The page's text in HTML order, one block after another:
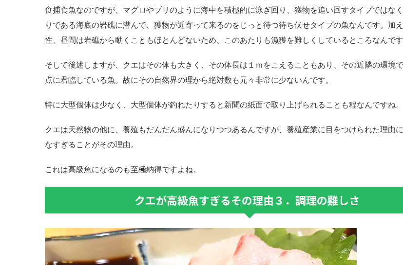
食捕食魚なのですが、マグロやブリのように海中を積極的に泳ぎ回り、獲物を追い回すタイプではな
りである海底の岩礁に潜んで、獲物が近寄って来るのをじっと待つ待ち伏せタイプの魚なんです。加
性、昼間は岩礁から動くこともほとんどないため、このあたりも漁獲を難しくしているところなんです
そして後述しますが、クエはその体も大きく、その体長は１ｍをこえることもあり、その近隣の環境
点に君臨している魚。故にその自然界の理から絶対数も元々非常に少ないんです。
特に大型個体は少なく、大型個体が釣れたりすると新聞の紙面で取り上げられることも程なんですね。
クエは天然物の他に、養殖もだんだん盛んになりつつあるんですが、養殖産業に目をつけられた理由
なすぎることがその理由。
これは高級魚になるのも至極納得ですよね。
クエが高級魚すぎるその理由３．調理の難しさ